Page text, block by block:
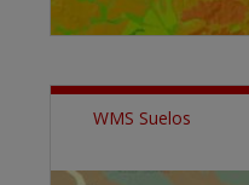
WMS Suelos